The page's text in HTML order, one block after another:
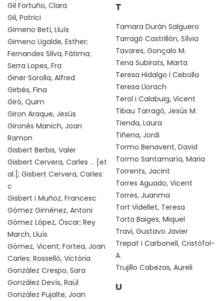
Gil Fortuño, Clara
Gil, Patrici
Gimeno Betí, Lluís
Gimeno Ugalde, Esther;
Fernandes Silva, Fátima;
Serra Lopes, Fra
Giner Sorolla, Alfred
Girbés, Fina
Giró, Quim
Giron Araque, Jesús
Gironès Manich, Joan
Ramon
Gisbert Berbis, Valer
Gisbert Cervera, Carles ... [et
al.]; Gisbert Cervera, Carles:
c
Gisbert i Muñoz, Francesc
Gómez Giménez, Antoni
Gómez López, Òscar; Rey
March, Lluís
Gómez, Vicent; Fortea, Joan
Carles; Rosselló, Victòria
González Crespo, Sara
González Devís, Raül
González Pujalte, Joan
T
Tamara Durán Salguero
Tarragó Castrillón, Sílvia
Tavares, Gonçalo M.
Tena Subirats, Marta
Teresa Hidalgo i Cebolla
Teresa Llorach
Terol i Calabuig, Vicent
Tibau Tarragó, Jesús M.
Tienda, Laura
Tiñena, Jordi
Tormo Benavent, David
Tormo Santamaría, Maria
Torrents, Jacint
Torres Aguado, Vicent
Torres, Juanma
Tort Videllet, Teresa
Torta Baiges, Miquel
Travi, Gustavo Javier
Trepat i Carbonell, Cristòfol-
A.
Trujillo Cabezas, Aureli
U